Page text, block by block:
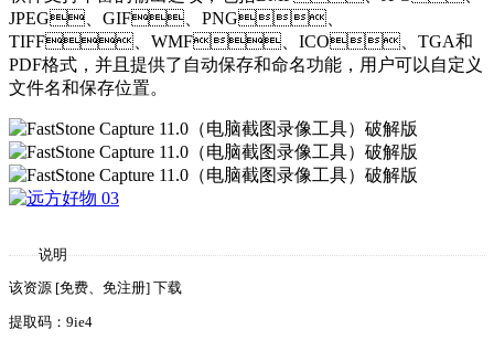
JPEG、GIF、PNG、
TIFF、WMF、ICO、TGA和
PDF格式，并且提供了自动保存和命名功能，用户可以自定义
文件名和保存位置。
说明
该资源 [免费、免注册] 下载
提取码：9ie4